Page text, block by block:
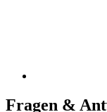
Fragen &